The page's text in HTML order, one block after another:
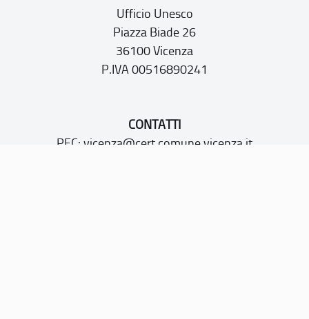
Ufficio Unesco
Piazza Biade 26
36100 Vicenza
P.IVA 00516890241
CONTATTI
PEC: vicenza@cert.comune.vicenza.it